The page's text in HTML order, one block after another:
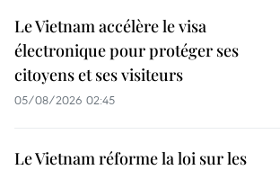
Le Vietnam accélère le visa
électronique pour protéger ses
citoyens et ses visiteurs
05/08/2026 02:45
Le Vietnam réforme la loi sur les